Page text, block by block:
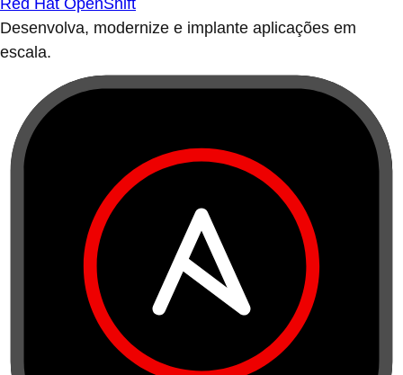
Red Hat OpenShift
Desenvolva, modernize e implante aplicações em
escala.